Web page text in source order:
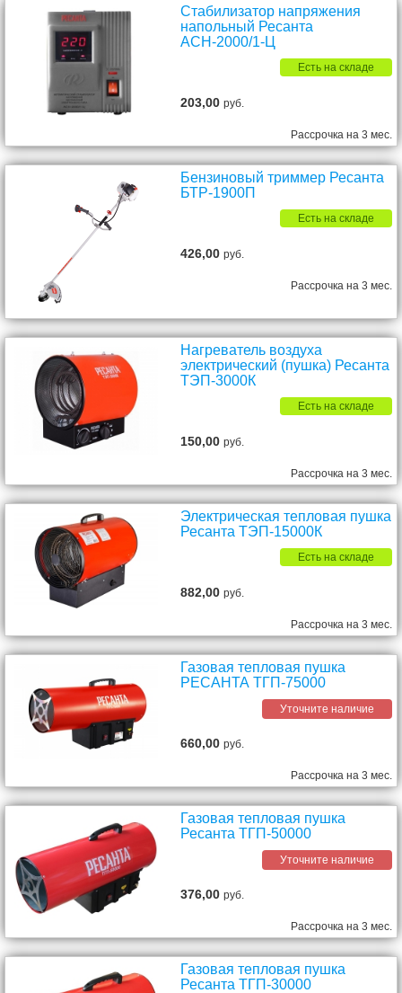
Стабилизатор напряжения
напольный Ресанта
АСН-2000/1-Ц
Есть на складе
203,00руб.
Рассрочка на 3 мес.
Бензиновый триммер Ресанта
БТР-1900П
Есть на складе
426,00руб.
Рассрочка на 3 мес.
Нагреватель воздуха
электрический (пушка) Ресанта
ТЭП-3000К
Есть на складе
150,00руб.
Рассрочка на 3 мес.
Электрическая тепловая пушка
Ресанта ТЭП-15000К
Есть на складе
882,00руб.
Рассрочка на 3 мес.
Газовая тепловая пушка
РЕСАНТА ТГП-75000
Уточните наличие
660,00руб.
Рассрочка на 3 мес.
Газовая тепловая пушка
Ресанта ТГП-50000
Уточните наличие
376,00руб.
Рассрочка на 3 мес.
Газовая тепловая пушка
Ресанта ТГП-30000